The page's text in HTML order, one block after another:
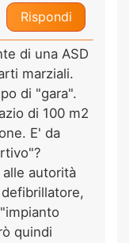
Rispondi
di una ASD
marziali.
di "gara".
di 100 m2
E' da
autorità
quindi